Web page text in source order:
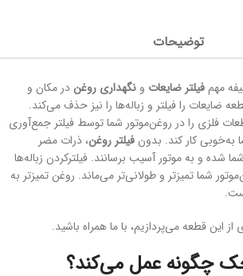
توضیحات
مهمفیلتر ضایعات و نگهداری روغن در مکان و
ضایعات را فیلتر و زباله‌ها را نیز حذف می‌کند.
فلزی را در روغن‌موتور شما توسط فیلتر جمع‌آوری
به‌خوبی کار کند. بدون فیلتر روغن، ذرات مضر
شده و به موتور آسیب برسانند. فیلترکردن زباله‌ها
شما تمیزتر و طولانی‌تر می‌ماند. روغن تمیزتر به
این قطعه می‌پردازیم، با ما همراه باشید.
چگونه عمل می‌کند؟